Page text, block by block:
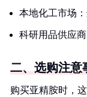
本地化工市场
科研用品供应
二、选购注意
购买亚精胺时，